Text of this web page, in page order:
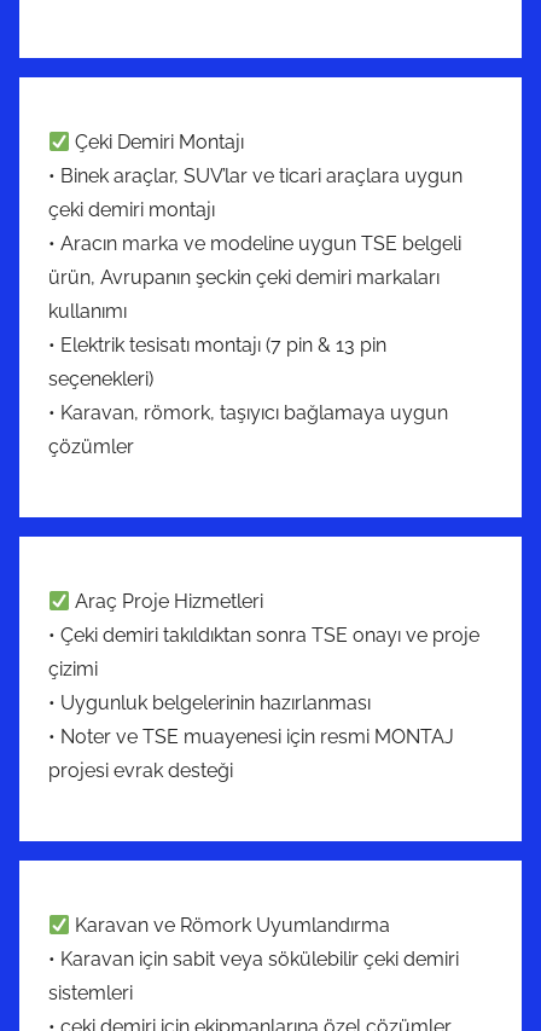
Çeki Demiri Montajı
• Binek araçlar, SUV’lar ve ticari araçlara uygun
çeki demiri montajı
• Aracın marka ve modeline uygun TSE belgeli
ürün, Avrupanın şeckin çeki demiri markaları
kullanımı
• Elektrik tesisatı montajı (7 pin & 13 pin
seçenekleri)
• Karavan, römork, taşıyıcı bağlamaya uygun
çözümler
Araç Proje Hizmetleri
• Çeki demiri takıldıktan sonra TSE onayı ve proje
çizimi
• Uygunluk belgelerinin hazırlanması
• Noter ve TSE muayenesi için resmi MONTAJ
projesi evrak desteği
Karavan ve Römork Uyumlandırma
• Karavan için sabit veya sökülebilir çeki demiri
sistemleri